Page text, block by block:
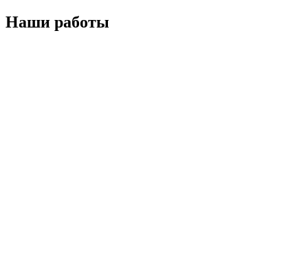
Наши работы